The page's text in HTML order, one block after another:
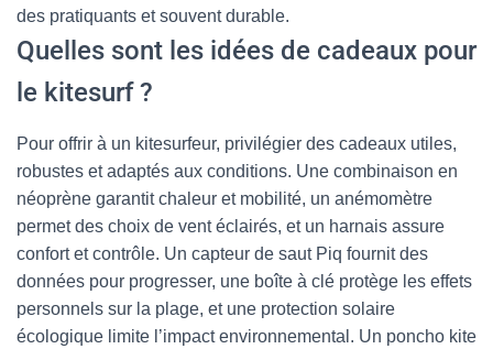
des pratiquants et souvent durable.
Quelles sont les idées de cadeaux pour
le kitesurf ?
Pour offrir à un kitesurfeur, privilégier des cadeaux utiles,
robustes et adaptés aux conditions. Une combinaison en
néoprène garantit chaleur et mobilité, un anémomètre
permet des choix de vent éclairés, et un harnais assure
confort et contrôle. Un capteur de saut Piq fournit des
données pour progresser, une boîte à clé protège les effets
personnels sur la plage, et une protection solaire
écologique limite l’impact environnemental. Un poncho kite